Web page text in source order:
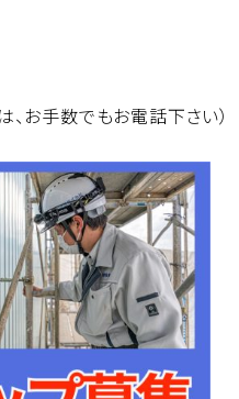
数でもお電話下さい）